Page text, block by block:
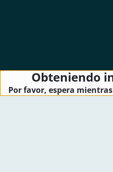
Obteniendo
Por favor, espera